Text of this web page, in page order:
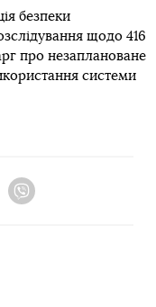
безпеки
щодо 416
про незаплановане
системи